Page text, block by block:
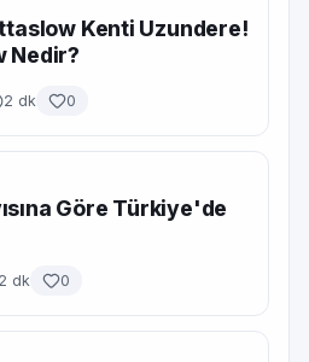
Kenti Uzundere!
Nedir?
2 dk 0
Göre Türkiye'de
2 dk 0